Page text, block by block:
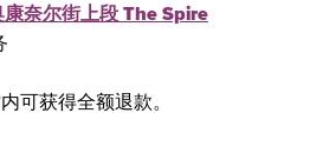
康奈尔街上段 The Spire
可获得全额退款。